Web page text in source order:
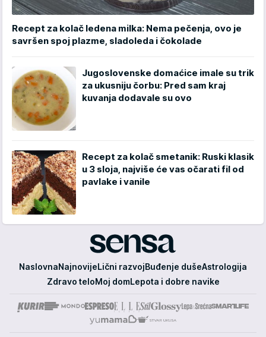
Recept za kolač ledena milka: Nema pečenja, ovo je
savršen spoj plazme, sladoleda i čokolade
Jugoslovenske domaćice imale su trik
za ukusniju čorbu: Pred sam kraj
kuvanja dodavale su ovo
Recept za kolač smetanik: Ruski klasik
u 3 sloja, najviše će vas očarati fil od
pavlake i vanile
Sensa
NaslovnaNajnovijeLični razvojBuđenje dušeAstrologija
Zdravo teloMoj domLepota i dobre navike